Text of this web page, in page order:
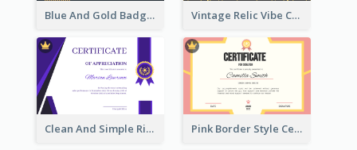
Blue And Gold Badge Appreciation Certificate Vintage Relic Vibe Certificate Design Template
Clean And Simple Ribbon Certificate Design Ideas Pink Border Style Certificate Design Template